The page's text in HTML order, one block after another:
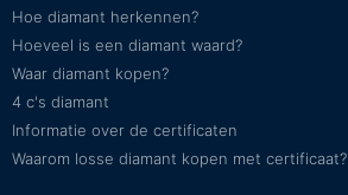
Hoe diamant herkennen?
Hoeveel is een diamant waard?
Waar diamant kopen?
4 c's diamant
Informatie over de certificaten
Waarom losse diamant kopen met certificaat?